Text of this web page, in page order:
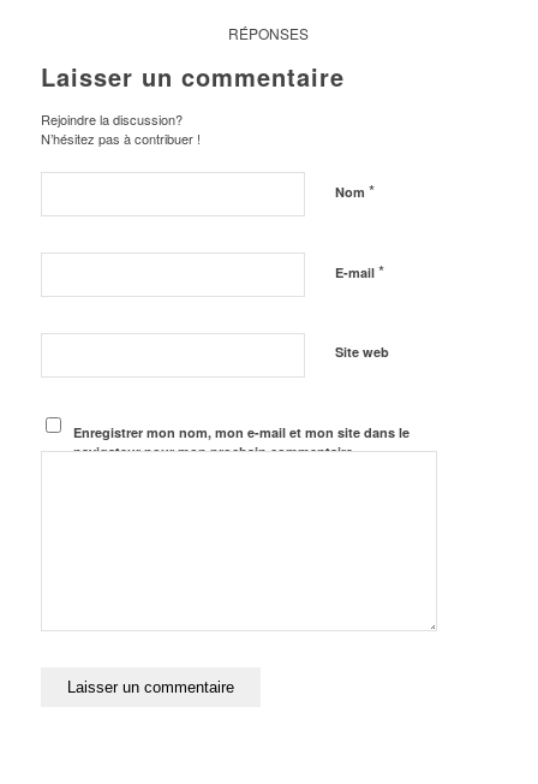
RÉPONSES
Laisser un commentaire
Rejoindre la discussion?
N’hésitez pas à contribuer !
Nom *
E-mail *
Site web
Enregistrer mon nom, mon e-mail et mon site dans le
navigateur pour mon prochain commentaire.